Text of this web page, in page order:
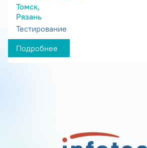
Томск,
Рязань
Тестирование
Подробнее